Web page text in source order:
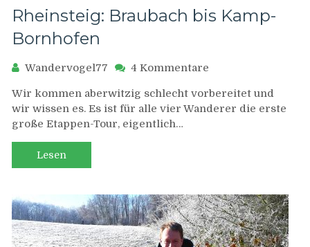
Rheinsteig: Braubach bis Kamp-
Bornhofen
Wandervogel77 4 Kommentare
Braubach
bis
Wir kommen aberwitzig schlecht vorbereitet und
wir wissen es. Es ist für alle vier Wanderer die erste
große Etappen-Tour, eigentlich…
Lesen